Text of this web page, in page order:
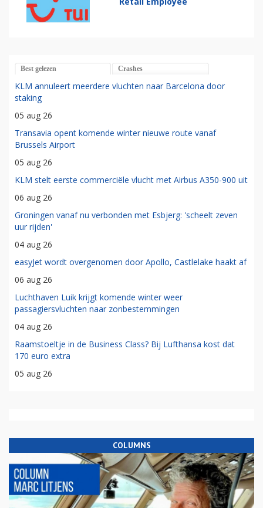
Best gelezen Crashes
KLM annuleert meerdere vluchten naar Barcelona door
staking
05 aug 26
Transavia opent komende winter nieuwe route vanaf
Brussels Airport
05 aug 26
KLM stelt eerste commerciële vlucht met Airbus A350-900 uit
06 aug 26
Groningen vanaf nu verbonden met Esbjerg: 'scheelt zeven
uur rijden'
04 aug 26
easyJet wordt overgenomen door Apollo, Castlelake haakt af
06 aug 26
Luchthaven Luik krijgt komende winter weer
passagiersvluchten naar zonbestemmingen
04 aug 26
Raamstoeltje in de Business Class? Bij Lufthansa kost dat
170 euro extra
05 aug 26
COLUMNS